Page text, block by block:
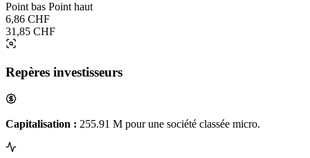
Point bas Point haut
6,86 CHF
31,85 CHF
Repères investisseurs
Capitalisation : 255.91 M pour une société classée micro.